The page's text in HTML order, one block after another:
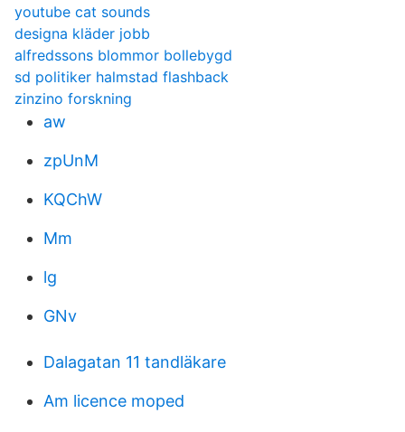
youtube cat sounds
designa kläder jobb
alfredssons blommor bollebygd
sd politiker halmstad flashback
zinzino forskning
aw
zpUnM
KQChW
Mm
lg
GNv
Dalagatan 11 tandläkare
Am licence moped